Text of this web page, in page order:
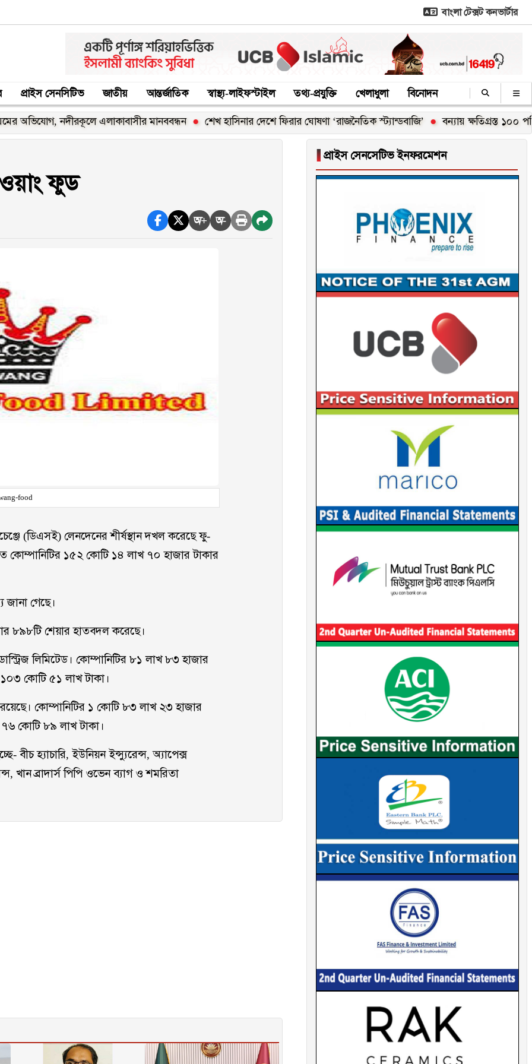
বাংলা টেক্সট কনভার্টার
প্রাইস সেনসিটিভ জাতীয় আন্তর্জাতিক স্বাস্থ্য-লাইফস্টাইল তথ্য-প্রযুক্তি খেলাধুলা বিনোদন
নদীরকূলে এলাকাবাসীর মানববন্ধন শেখ হাসিনার দেশে ফিরার ঘোষণা ‘রাজনৈতিক স্ট্যান্ডবাজি’ বন্যায় ক্ষতিগ্রস্ত ১০০ পরিবারকে
ওয়াং ফুড
অ+ অ-
food
(ডিএসই) লেনদেনের শীর্ষস্থান দখল করেছে ফু-
কোম্পানিটির ১৫২ কোটি ১৪ লাখ ৭০ হাজার টাকার
জানা গেছে।
৮৯৮টি শেয়ার হাতবদল করেছে।
লিমিটেড। কোম্পানিটির ৮১ লাখ ৮৩ হাজার
কোটি ৫১ লাখ টাকা।
কোম্পানিটির ১ কোটি ৮৩ লাখ ২৩ হাজার
কোটি ৮৯ লাখ টাকা।
বীচ হ্যাচারি, ইউনিয়ন ইন্স্যুরেন্স, অ্যাপেক্স
খান ব্রাদার্স পিপি ওভেন ব্যাগ ও শমরিতা
▐ প্রাইস সেনসেটিভ ইনফরমেশন